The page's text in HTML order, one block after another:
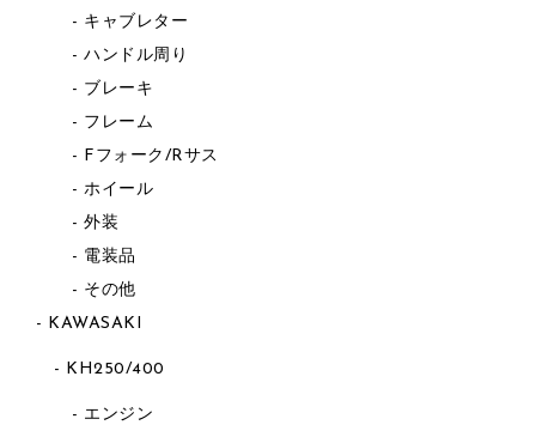
キャブレター
ハンドル周り
ブレーキ
フレーム
Fフォーク/Rサス
ホイール
外装
電装品
その他
KAWASAKI
KH250/400
エンジン